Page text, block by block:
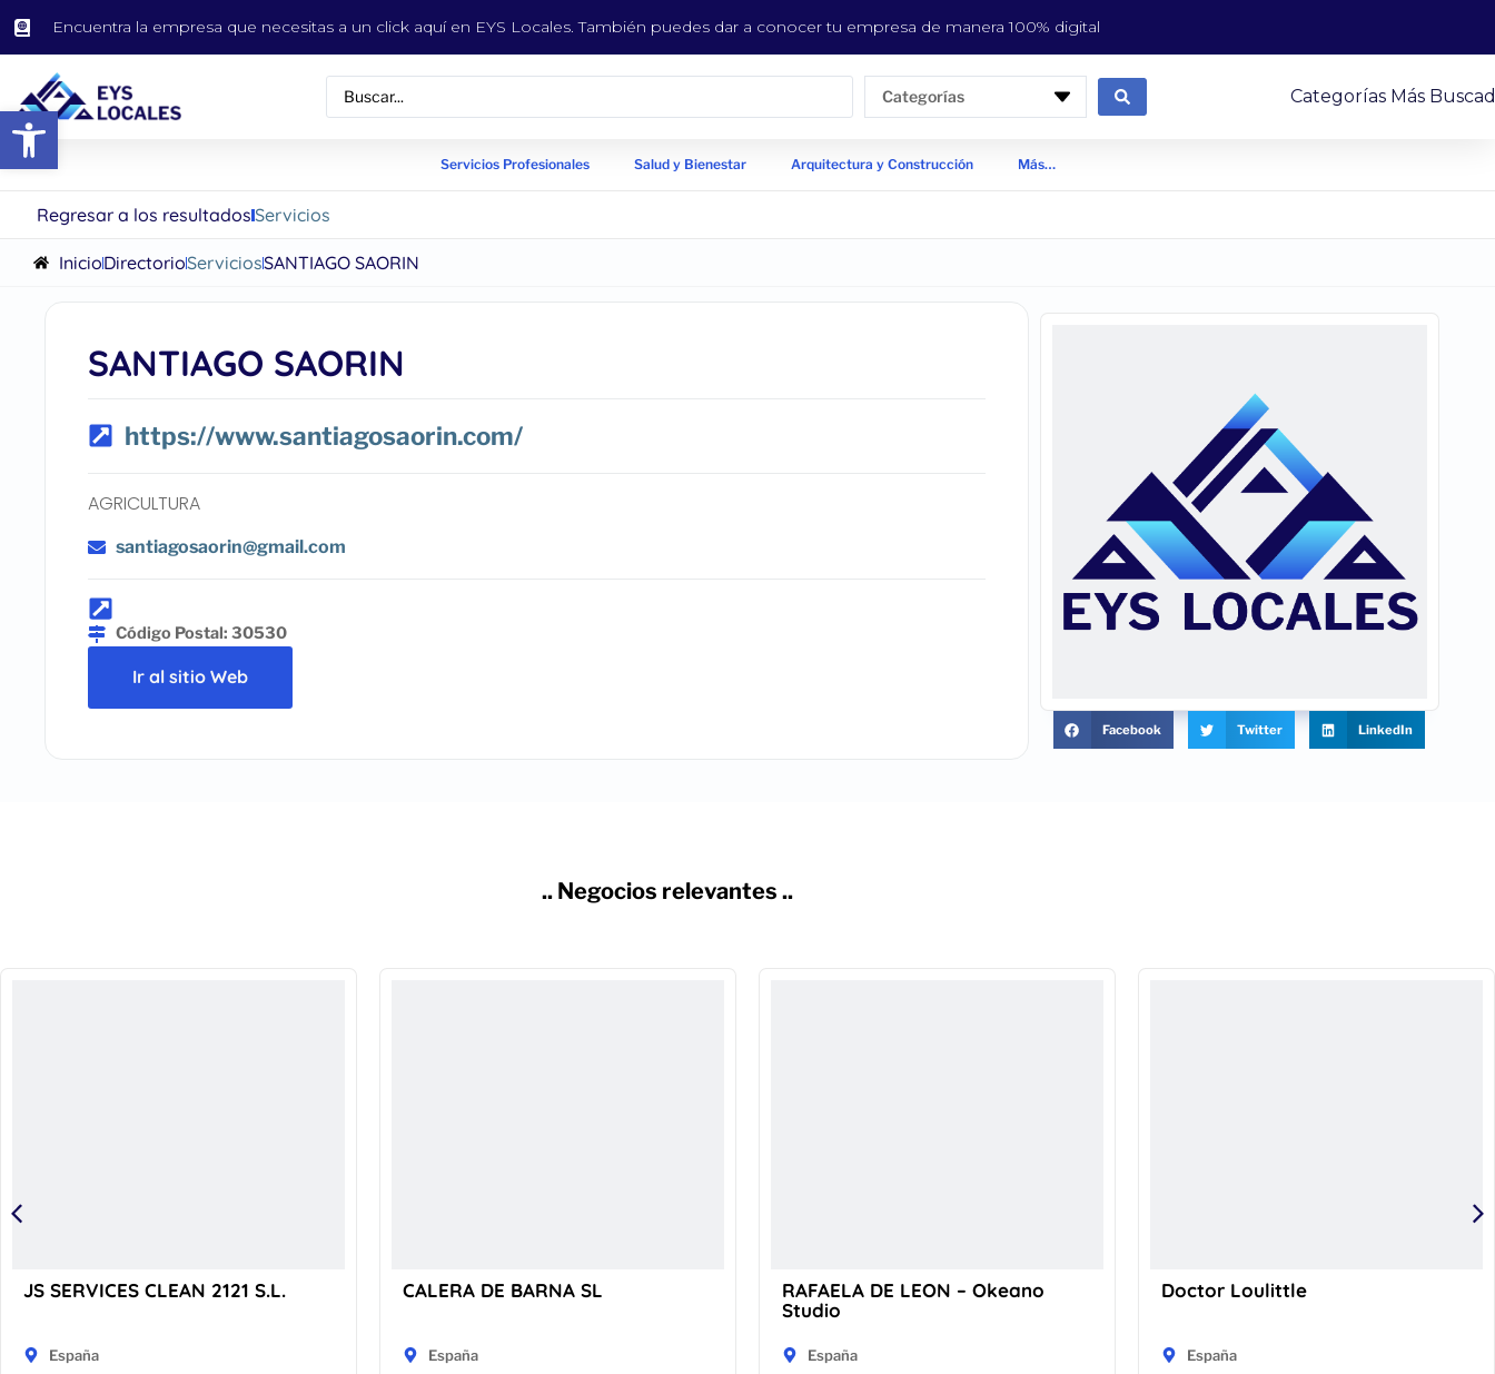
Abrir barra de herramientas
Encuentra la empresa que necesitas a un click aquí en EYS Locales. También puedes dar a conocer tu empresa de manera 100% digital
Categorías Categorías Más
Servicios Profesionales Salud y Bienestar Arquitectura y Construcción Más…
Regresar a los resultadosServicios
InicioDirectorioServiciosSANTIAGO SAORIN
SANTIAGO SAORIN
https://www.santiagosaorin.com/
AGRICULTURA
santiagosaorin@gmail.com
Código Postal: 30530
Ir al sitio Web
Facebook Twitter LinkedIn
.. Negocios relevantes ..
JS SERVICES CLEAN 2121 S.L.
España
CALERA DE BARNA SL
España
RAFAELA DE LEON – Okeano
Studio
España
Doctor Loulittle
España